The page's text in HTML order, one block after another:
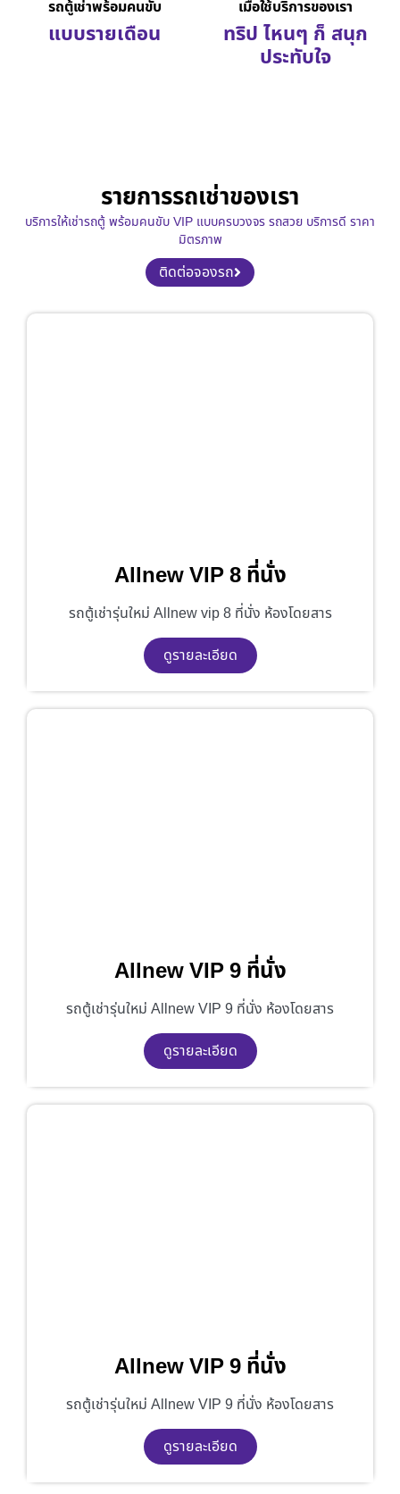
รถตู้เช่าพร้อมคนขับ
แบบรายเดือน
เมื่อใช้บริการของเรา
ทริป ไหนๆ ก็ สนุก
ประทับใจ
รายการรถเช่าของเรา
บริการให้เช่ารถตู้ พร้อมคนขับ VIP แบบครบวงจร รถสวย บริการดี ราคา
มิตรภาพ
ติดต่อจองรถ
Allnew VIP 8 ที่นั่ง
รถตู้เช่ารุ่นใหม่ Allnew vip 8 ที่นั่ง ห้องโดยสาร
ดูรายละเอียด
Allnew VIP 9 ที่นั่ง
รถตู้เช่ารุ่นใหม่ Allnew VIP 9 ที่นั่ง ห้องโดยสาร
ดูรายละเอียด
Allnew VIP 9 ที่นั่ง
รถตู้เช่ารุ่นใหม่ Allnew VIP 9 ที่นั่ง ห้องโดยสาร
ดูรายละเอียด